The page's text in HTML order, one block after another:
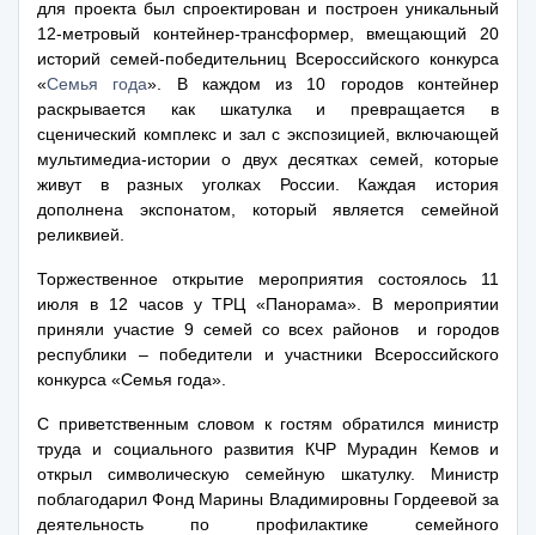
для проекта был спроектирован и построен уникальный
12-метровый контейнер-трансформер, вмещающий 20
историй семей-победительниц Всероссийского конкурса
«Семья года». В каждом из 10 городов контейнер
раскрывается как шкатулка и превращается в
сценический комплекс и зал с экспозицией, включающей
мультимедиа-истории о двух десятках семей, которые
живут в разных уголках России. Каждая история
дополнена экспонатом, который является семейной
реликвией.
Торжественное открытие мероприятия состоялось 11
июля в 12 часов у ТРЦ «Панорама». В мероприятии
приняли участие 9 семей со всех районов и городов
республики – победители и участники Всероссийского
конкурса «Семья года».
С приветственным словом к гостям обратился министр
труда и социального развития КЧР Мурадин Кемов и
открыл символическую семейную шкатулку. Министр
поблагодарил Фонд Марины Владимировны Гордеевой за
деятельность по профилактике семейного